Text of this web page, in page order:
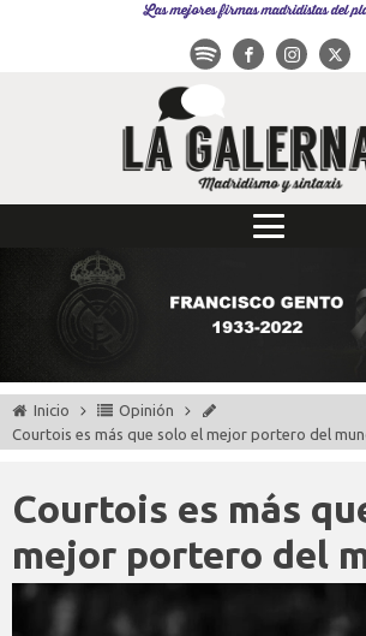
Las mejores firmas madridistas del
Inicio
Opinión
Courtois es más que solo el mejor portero del
Courtois es más
mejor portero del